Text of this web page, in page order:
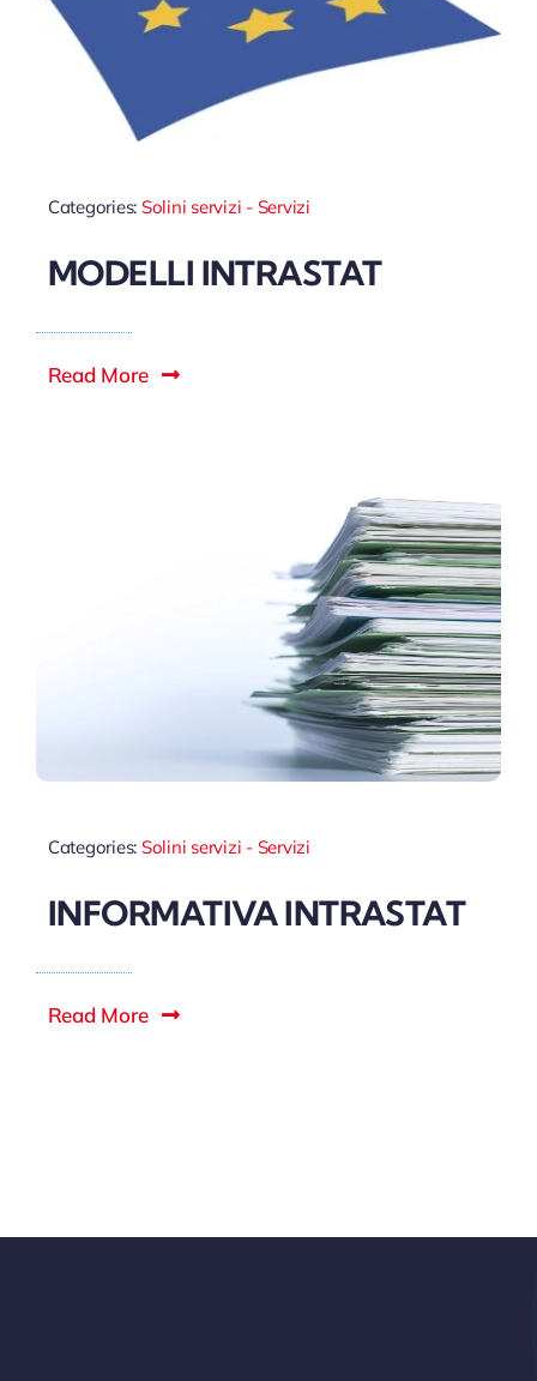
Categories: Solini servizi - Servizi
MODELLI INTRASTAT
Read More
Categories: Solini servizi - Servizi
INFORMATIVA INTRASTAT
Read More